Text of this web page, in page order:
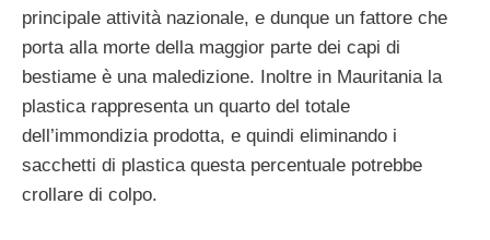
principale attività nazionale, e dunque un fattore che
porta alla morte della maggior parte dei capi di
bestiame è una maledizione. Inoltre in Mauritania la
plastica rappresenta un quarto del totale
dell’immondizia prodotta, e quindi eliminando i
sacchetti di plastica questa percentuale potrebbe
crollare di colpo.